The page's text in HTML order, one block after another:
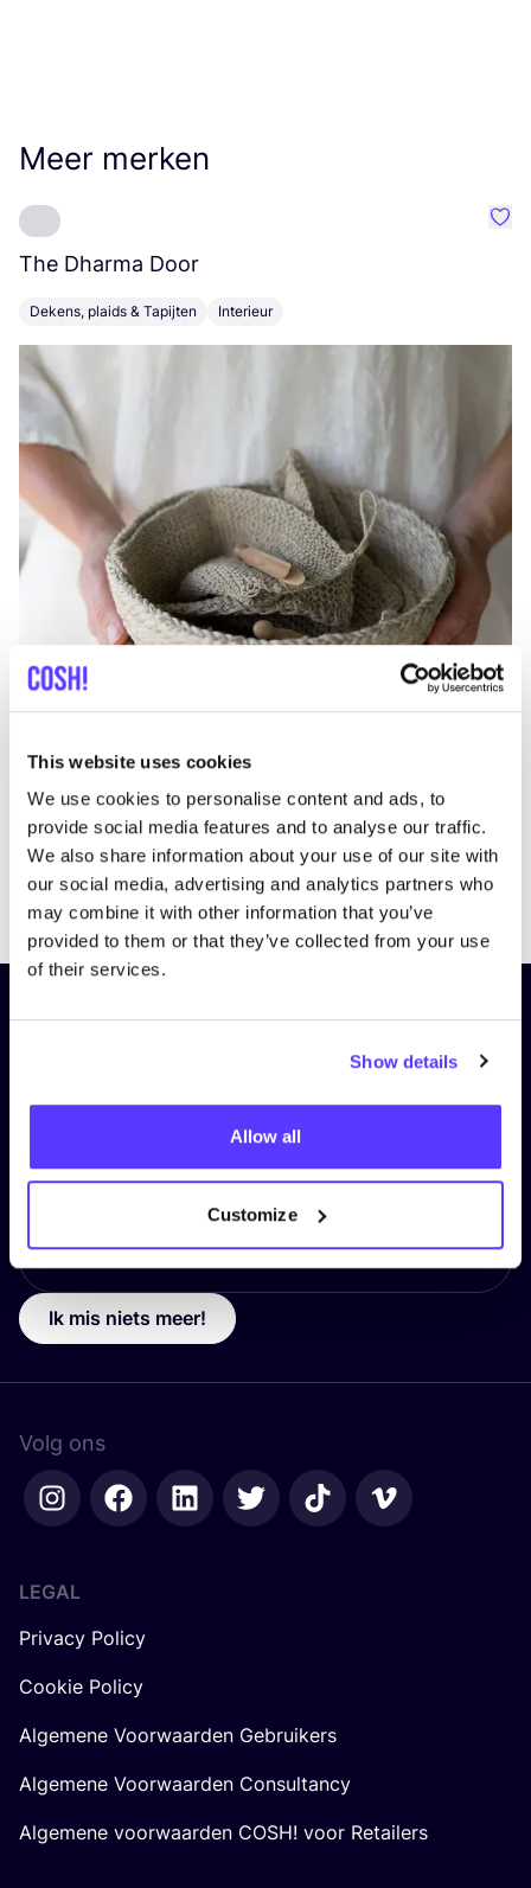
This website uses cookies
We use cookies to personalise content and ads, to
provide social media features and to analyse our traffic.
We also share information about your use of our site with
our social media, advertising and analytics partners who
may combine it with other information that you’ve
provided to them or that they’ve collected from your use
of their services.
Show details
Allow all
Customize
Meer merken
The Dharma Door
Dekens, plaids & Tapijten Interieur
PreviousNext
Schrijf je in op onze nieuwsbrief
Voornaam*
Ik mis niets meer!
Volg ons
LEGAL
Privacy Policy
Cookie Policy
Algemene Voorwaarden Gebruikers
Algemene Voorwaarden Consultancy
Algemene voorwaarden COSH! voor Retailers